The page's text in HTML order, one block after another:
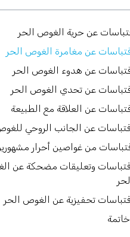
عن حرية الغوص الحر
عن مغامرة الغوص الحر
عن هدوء الغوص الحر
عن تحدي الغوص الحر
عن العلاقة مع الطبيعة
عن الجانب الروحي
من غواصين أحرار
وتعليقات مضحكة عن
تحفيزية عن الغوص الحر
خاتمة